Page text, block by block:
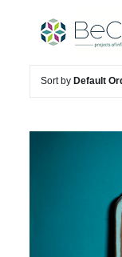
Sort by Default